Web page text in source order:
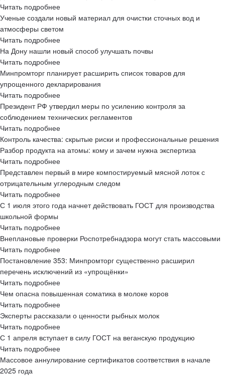
Читать подробнее
Ученые создали новый материал для очистки сточных вод и
атмосферы светом
Читать подробнее
На Дону нашли новый способ улучшать почвы
Читать подробнее
Минпромторг планирует расширить список товаров для
упрощенного декларирования
Читать подробнее
Президент РФ утвердил меры по усилению контроля за
соблюдением технических регламентов
Читать подробнее
Контроль качества: скрытые риски и профессиональные решения
Разбор продукта на атомы: кому и зачем нужна экспертиза
Читать подробнее
Представлен первый в мире компостируемый мясной лоток с
отрицательным углеродным следом
Читать подробнее
С 1 июля этого года начнет действовать ГОСТ для производства
школьной формы
Читать подробнее
Внеплановые проверки Роспотребнадзора могут стать массовыми
Читать подробнее
Постановление 353: Минпромторг существенно расширил
перечень исключений из «упрощёнки»
Читать подробнее
Чем опасна повышенная соматика в молоке коров
Читать подробнее
Эксперты рассказали о ценности рыбных молок
Читать подробнее
С 1 апреля вступает в силу ГОСТ на веганскую продукцию
Читать подробнее
Массовое аннулирование сертификатов соответствия в начале
2025 года